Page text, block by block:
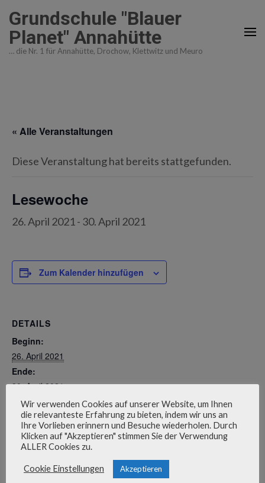
Inhalt
springen
(Enter
Grundschule "Blauer
Planet" Annahütte
… die Nr. 1 für Annahütte, Drochow, Klettwitz und Meuro
« Alle Veranstaltungen
Diese Veranstaltung hat bereits stattgefunden.
Lesewoche
26. April 2021 - 30. April 2021
Zum Kalender hinzufügen
DETAILS
Beginn:
26. April 2021
Ende:
30. April 2021
Veranstaltungskategorie:
Schule
Wir verwenden Cookies auf unserer Website, um Ihnen
die relevanteste Erfahrung zu bieten, indem wir uns an
Ihre Vorlieben erinnern und Besuche wiederholen. Durch
Klicken auf "Akzeptieren" stimmen Sie der Verwendung
ALLER Cookies zu.
Cookie Einstellungen Akzeptieren